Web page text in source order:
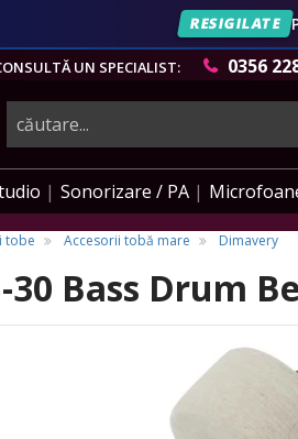
RESIGILATE
UN SPECIALIST:
0356
Sonorizare / PA
tobe Accesorii tobă mare Dimavery
30 Bass Drum